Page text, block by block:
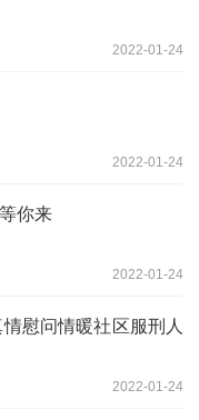
2022-01-24
2022-01-24
你来
2022-01-24
慰问情暖社区服刑人
2022-01-24